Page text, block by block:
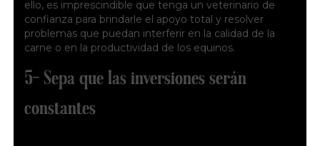
ello, es imprescindible que tenga un veterinario de
confianza para brindarle el apoyo total y resolver
problemas que puedan interferir en la calidad de la
carne o en la productividad de los equinos.
5- Sepa que las inversiones serán
constantes